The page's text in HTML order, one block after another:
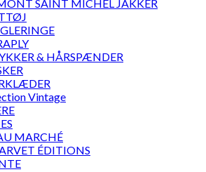
SAINT MICHEL JAKKER
& HÅRSPÆNDER
Vintage
MARCHÉ
ÉDITIONS